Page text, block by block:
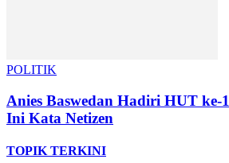
POLITIK
Anies Baswedan Hadiri HUT ke-
Ini Kata Netizen
TOPIK TERKINI